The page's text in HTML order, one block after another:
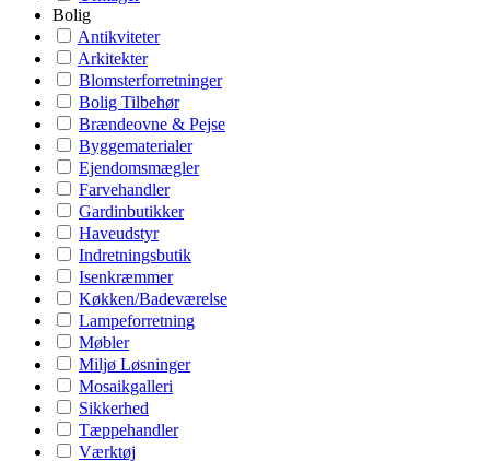
Bolig
Antikviteter
Arkitekter
Blomsterforretninger
Bolig Tilbehør
Brændeovne & Pejse
Byggematerialer
Ejendomsmægler
Farvehandler
Gardinbutikker
Haveudstyr
Indretningsbutik
Isenkræmmer
Køkken/Badeværelse
Lampeforretning
Møbler
Miljø Løsninger
Mosaikgalleri
Sikkerhed
Tæppehandler
Værktøj